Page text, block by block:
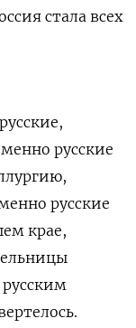
стала всех
русские
русские
крае,